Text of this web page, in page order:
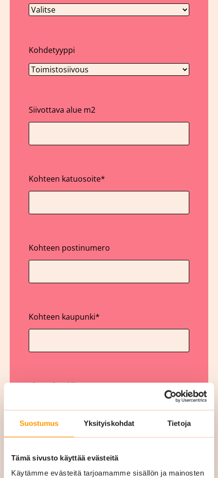
Suostumus Yksityiskohdat Tietoja
Tämä sivusto käyttää evästeitä
Käytämme evästeitä tarjoamamme sisällön ja mainosten
Kohdetyyppi
Siivottava alue m2
Kohteen katuosoite*
Kohteen postinumero
Kohteen kaupunki*
Yhteyshenkilö*
Yritys*